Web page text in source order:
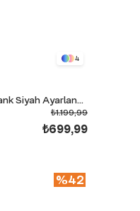
4
Yazlık Kadın Blank Siyah Ayarlanabilir Paça Eşofman Alt
₺699,99
₺1.199,99
%42